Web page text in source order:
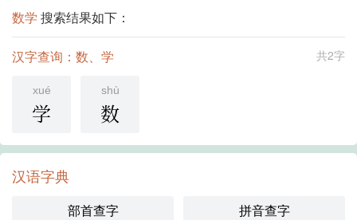
数学 搜索结果如下：
共2字
汉字查询：数、学
xué
学
shù
数
汉语字典
部首查字 拼音查字